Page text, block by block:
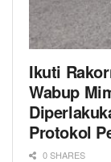
Ikuti
Wabup
Protokol
0 SHARES